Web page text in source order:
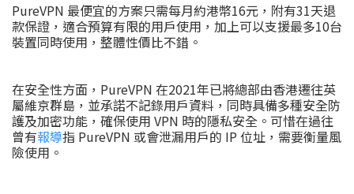
PureVPN 最便宜的方案只需每月約港幣16元，附有31天退
款保證，適合預算有限的用戶使用，加上可以支援最多10台
裝置同時使用，整體性價比不錯。
在安全性方面，PureVPN 在2021年已將總部由香港遷往英
屬維京群島，並承諾不記錄用戶資料，同時具備多種安全防
護及加密功能，確保使用 VPN 時的隱私安全。可惜在過往
曾有報導指 PureVPN 或會泄漏用戶的 IP 位址，需要衡量風
險使用。